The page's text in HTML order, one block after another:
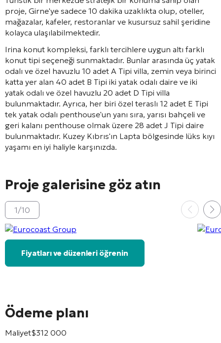
proje, Girne'ye sadece 10 dakika uzaklıkta olup, oteller,
mağazalar, kafeler, restoranlar ve kusursuz sahil şeridine
kolayca ulaşılabilmektedir.
Irina konut kompleksi, farklı tercihlere uygun altı farklı
konut tipi seçeneği sunmaktadır. Bunlar arasında üç yatak
odalı ve özel havuzlu 10 adet A Tipi villa, zemin veya birinci
katta yer alan 40 adet B Tipi iki yatak odalı daire ve iki
yatak odalı ve özel havuzlu 20 adet D Tipi villa
bulunmaktadır. Ayrıca, her biri özel teraslı 12 adet E Tipi
tek yatak odalı penthouse'un yanı sıra, yarısı bahçeli ve
geri kalanı penthouse olmak üzere 28 adet J Tipi daire
bulunmaktadır. Kuzey Kıbrıs'ın Lapta bölgesinde lüks kıyı
yaşamı en iyi haliyle karşınızda.
Proje galerisine göz atın
1/10
Fiyatları ve düzenleri öğrenin
Ödeme planı
Maliyet$312 000